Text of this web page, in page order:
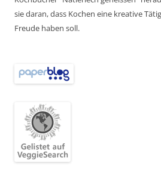
sie daran, dass Kochen eine kreative
Freude haben soll.